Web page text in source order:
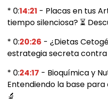
* 0:14:21 - Placas en tus
tiempo silenciosa? ⏳
* 0:20:26 - ¿Dietas
estrategia secreta contra
* 0:24:17 - Bioquímica y
Entendiendo la base
🔬